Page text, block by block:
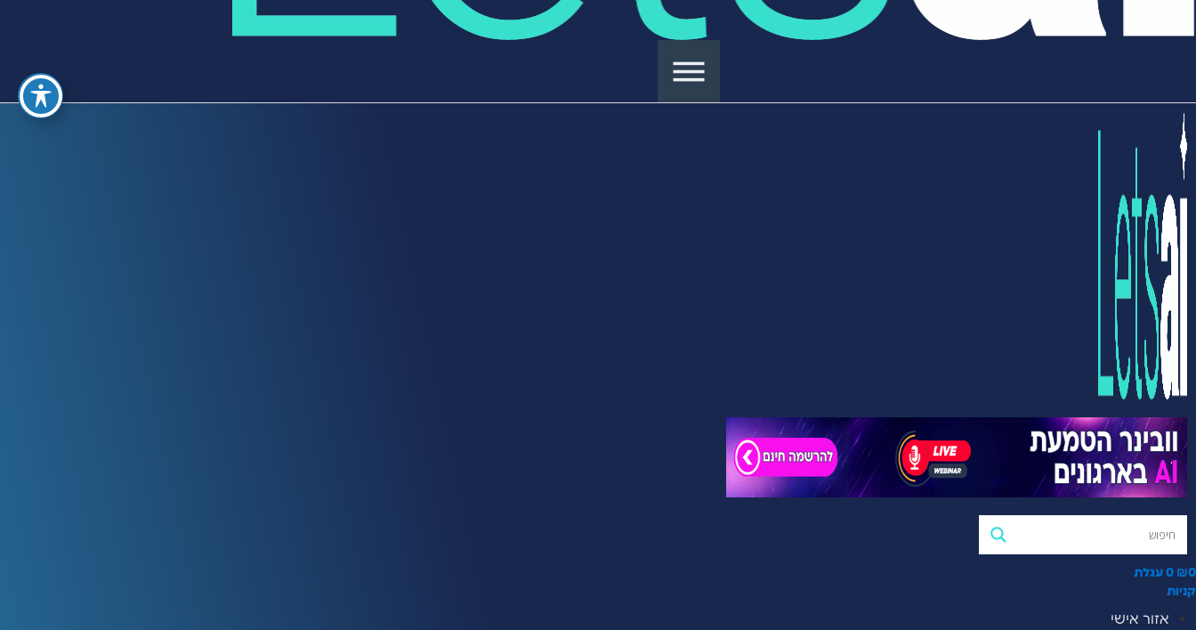
₪0
0 עגלת
קניות
אזור אישי